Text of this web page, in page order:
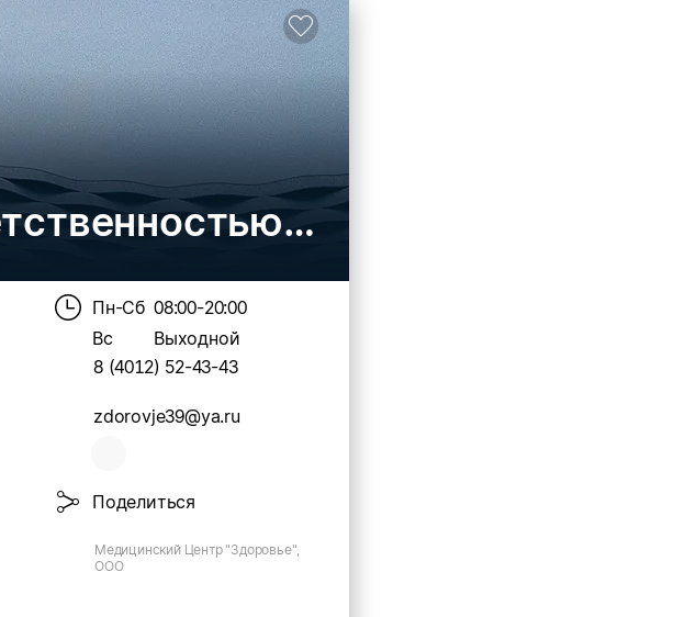
"Медицинский
Пн-Сб 08:00-20:00
Вс
Выходной
8 (4012) 52-43-43
zdorovje39@ya.ru
Поделиться
Медицинский Центр "Здоровье",
ООО